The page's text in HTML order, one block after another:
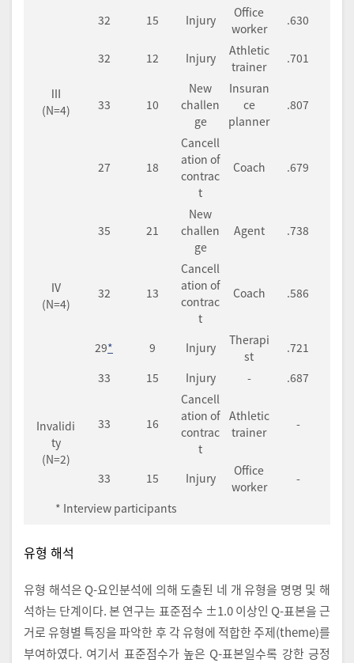
Ⅲ
(N=4)
32 15 Injury
Office
worker
.630
32 12 Injury
Athletic
trainer
.701
33 10
New
challen
ge
Insuran
ce
planner
.807
27 18
Cancell
ation of
contrac
t
Coach .679
Ⅳ
(N=4)
35 21
New
challen
ge
Agent .738
32 13
Cancell
ation of
contrac
t
Coach .586
29* 9 Injury
Therapi
st
.721
33
15 Injury - .687
Invalidi
ty
(N=2)
33 16
Cancell
ation of
contrac
t
Athletic
trainer
-
33 15 Injury
Office
worker
-
* Interview participants
유형 해석
유형 해석은 Q-요인분석에 의해 도출된 네 개 유형을 명명 및 해
석하는 단계이다. 본 연구는 표준점수 ±1.0 이상인 Q-표본을 근
거로 유형별 특징을 파악한 후 각 유형에 적합한 주제(theme)를
부여하였다. 여기서 표준점수가 높은 Q-표본일수록 강한 긍정